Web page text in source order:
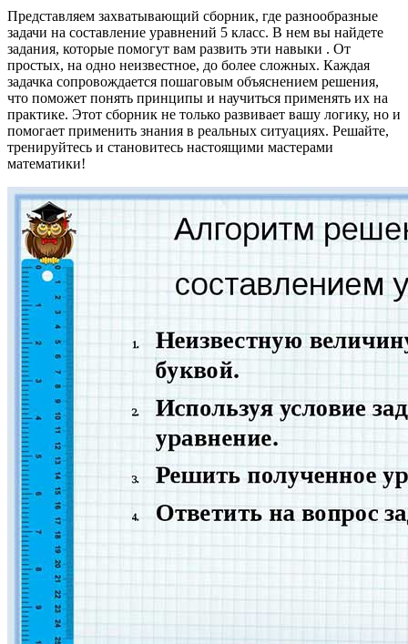
Представляем захватывающий сборник, где разнообразные
задачи на составление уравнений 5 класс. В нем вы найдете
задания, которые помогут вам развить эти навыки . От
простых, на одно неизвестное, до более сложных. Каждая
задачка сопровождается пошаговым объяснением решения,
что поможет понять принципы и научиться применять их на
практике. Этот сборник не только развивает вашу логику, но и
помогает применить знания в реальных ситуациях. Решайте,
тренируйтесь и становитесь настоящими мастерами
математики!